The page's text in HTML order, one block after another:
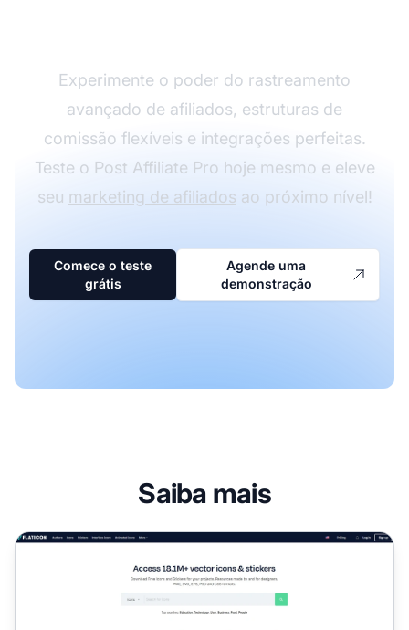
Experimente o poder do rastreamento
avançado de afiliados, estruturas de
comissão flexíveis e integrações perfeitas.
Teste o Post Affiliate Pro hoje mesmo e eleve
seu marketing de afiliados ao próximo nível!
Comece o teste
grátis
Agende uma
demonstração
Saiba mais
Programa de Afiliados Flaticon